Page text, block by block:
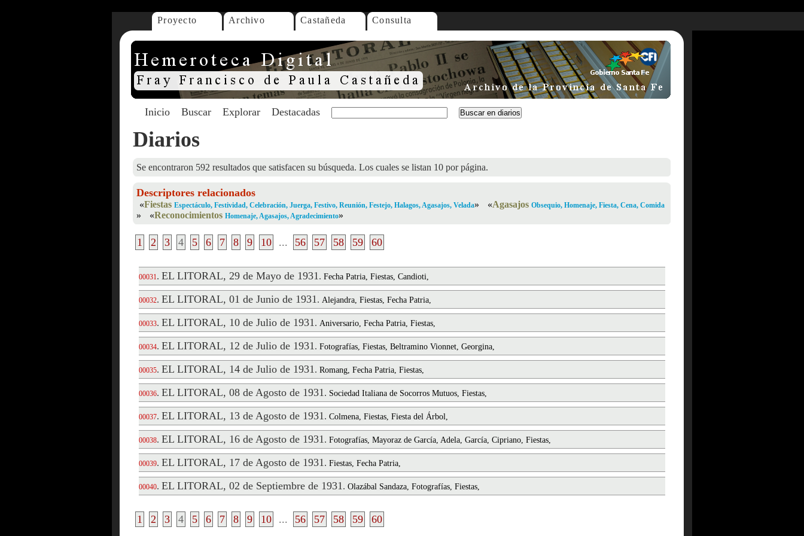
Proyecto Archivo Castañeda Consulta
Inicio Buscar Explorar Destacadas
Diarios
Se encontraron 592 resultados que satisfacen su búsqueda. Los cuales se listan 10 por página.
Descriptores relacionados
«Fiestas Espectáculo, Festividad, Celebración, Juerga, Festivo, Reunión, Festejo, Halagos, Agasajos, Velada» «Agasajos Obsequio, Homenaje, Fiesta, Cena, Comida
» «Reconocimientos Homenaje, Agasajos, Agradecimiento»
1 2 3 4 5 6 7 8 9 10 ... 56 57 58 59 60
00031. EL LITORAL, 29 de Mayo de 1931. Fecha Patria, Fiestas, Candioti,
00032. EL LITORAL, 01 de Junio de 1931. Alejandra, Fiestas, Fecha Patria,
00033. EL LITORAL, 10 de Julio de 1931. Aniversario, Fecha Patria, Fiestas,
00034. EL LITORAL, 12 de Julio de 1931. Fotografías, Fiestas, Beltramino Vionnet, Georgina,
00035. EL LITORAL, 14 de Julio de 1931. Romang, Fecha Patria, Fiestas,
00036. EL LITORAL, 08 de Agosto de 1931. Sociedad Italiana de Socorros Mutuos, Fiestas,
00037. EL LITORAL, 13 de Agosto de 1931. Colmena, Fiestas, Fiesta del Árbol,
00038. EL LITORAL, 16 de Agosto de 1931. Fotografías, Mayoraz de García, Adela, García, Cipriano, Fiestas,
00039. EL LITORAL, 17 de Agosto de 1931. Fiestas, Fecha Patria,
00040. EL LITORAL, 02 de Septiembre de 1931. Olazábal Sandaza, Fotografías, Fiestas,
1 2 3 4 5 6 7 8 9 10 ... 56 57 58 59 60